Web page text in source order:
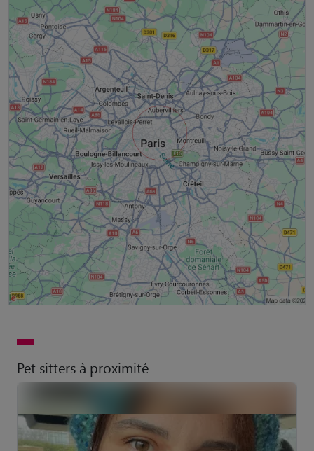
Pet sitters à proximité